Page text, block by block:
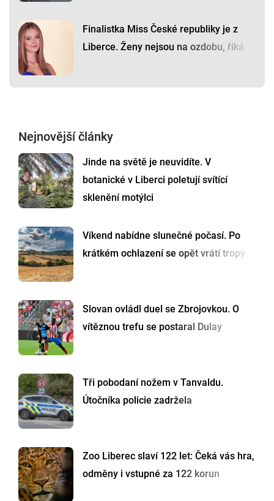
Finalistka Miss České republiky je z
Liberce. Ženy nejsou na ozdobu, říká
Nejnovější články
Jinde na světě je neuvidíte. V
botanické v Liberci poletují svítící
sklenění motýlci
Víkend nabídne slunečné počasí. Po
krátkém ochlazení se opět vrátí tropy
Slovan ovládl duel se Zbrojovkou. O
vítěznou trefu se postaral Dulay
Tři pobodaní nožem v Tanvaldu.
Útočníka policie zadržela
Zoo Liberec slaví 122 let: Čeká vás hra,
odměny i vstupné za 122 korun